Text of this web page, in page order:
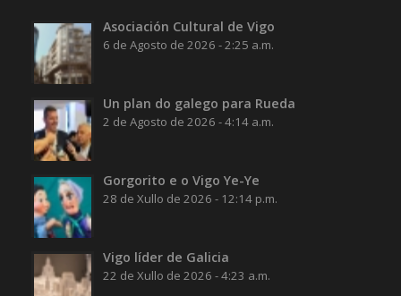
Asociación Cultural de Vigo
6 de Agosto de 2026 - 2:25 a.m.
Un plan do galego para Rueda
2 de Agosto de 2026 - 4:14 a.m.
Gorgorito e o Vigo Ye-Ye
28 de Xullo de 2026 - 12:14 p.m.
Vigo líder de Galicia
22 de Xullo de 2026 - 4:23 a.m.